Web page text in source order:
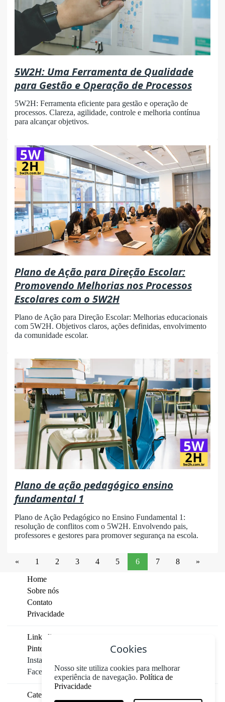
5W2H: Uma Ferramenta de Qualidade
para Gestão e Operação de Processos
5W2H: Ferramenta eficiente para gestão e operação de
processos. Clareza, agilidade, controle e melhoria contínua
para alcançar objetivos.
Plano de Ação para Direção Escolar:
Promovendo Melhorias nos Processos
Escolares com o 5W2H
Plano de Ação para Direção Escolar: Melhorias educacionais
com 5W2H. Objetivos claros, ações definidas, envolvimento
da comunidade escolar.
Plano de ação pedagógico ensino
fundamental 1
Plano de Ação Pedagógico no Ensino Fundamental 1:
resolução de conflitos com o 5W2H. Envolvendo pais,
professores e gestores para promover segurança na escola.
« 1 2 3 4 5 6 7 8 »
Home
Sobre nós
Contato
Privacidade
Linkedin
Pinterest
Instagram
Facebook
Categorias
Cookies
Nosso site utiliza cookies para melhorar
experiência de navegação. Política de
Privacidade